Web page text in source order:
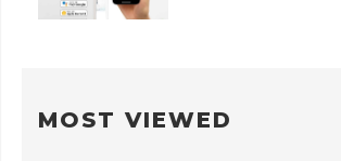
MOST VIEWED